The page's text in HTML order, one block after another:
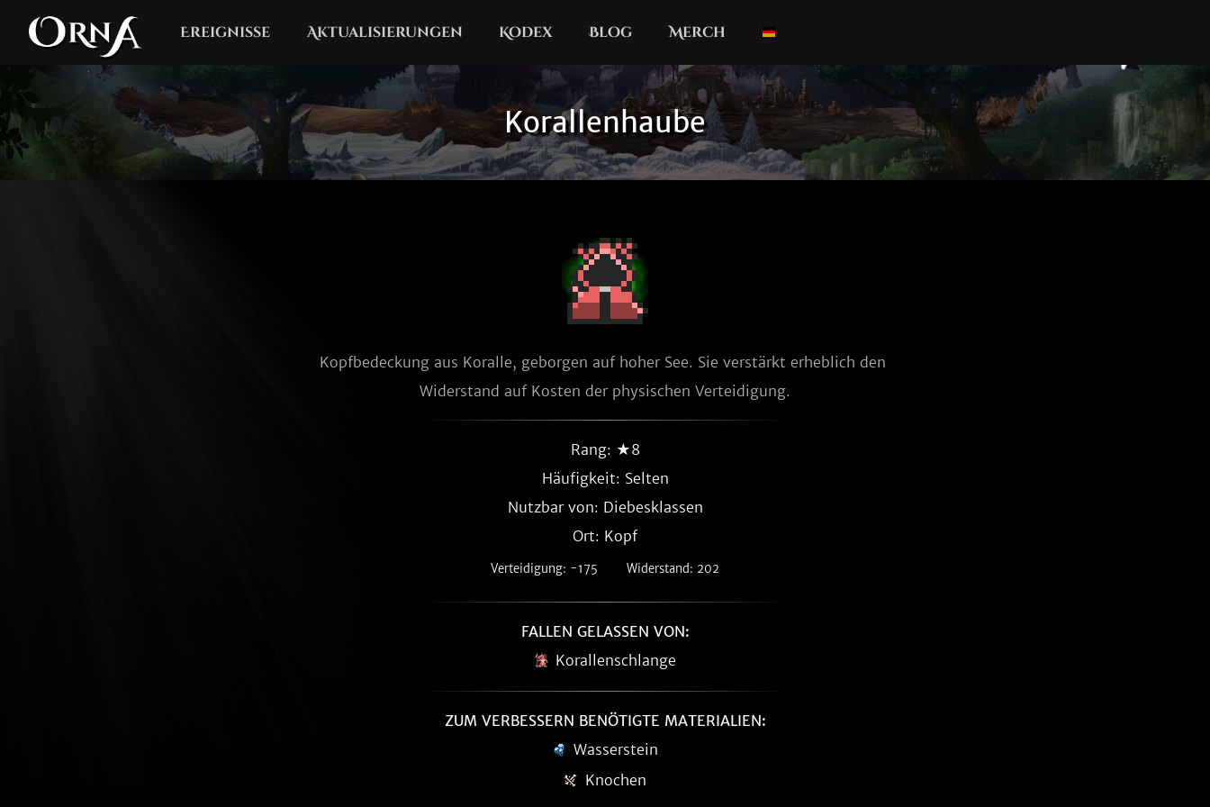
Ereignisse Aktualisierungen Kodex Blog Merch
Korallenhaube
Kopfbedeckung aus Koralle, geborgen auf hoher See. Sie verstärkt erheblich den
Widerstand auf Kosten der physischen Verteidigung.
Rang: ★8
Häufigkeit: Selten
Nutzbar von: Diebesklassen
Ort: Kopf
Verteidigung: -175 Widerstand: 202
FALLEN GELASSEN VON:
Korallenschlange
ZUM VERBESSERN BENÖTIGTE MATERIALIEN:
Wasserstein
Knochen